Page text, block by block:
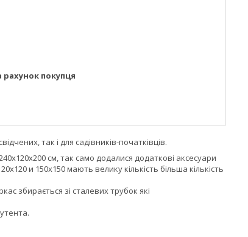
рахунок покупця
так і для садівників-початківців.
см, так само додалися додаткові аксесуари
и 150х150 мають велику кількість більша кількість
збирається зі сталевих трубок які